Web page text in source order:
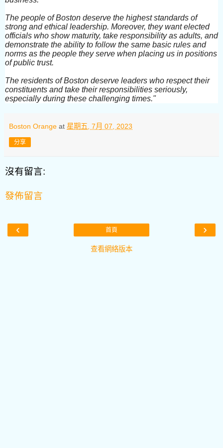
The people of Boston deserve the highest standards of
strong and ethical leadership. Moreover, they want elected
officials who show maturity, take responsibility as adults, and
demonstrate the ability to follow the same basic rules and
norms as the people they serve when placing us in positions
of public trust.
The residents of Boston deserve leaders who respect their
constituents and take their responsibilities seriously,
especially during these challenging times."
Boston Orange at 星期五, 7月 07, 2023
分享
沒有留言:
發佈留言
‹ ›
首頁
查看網絡版本